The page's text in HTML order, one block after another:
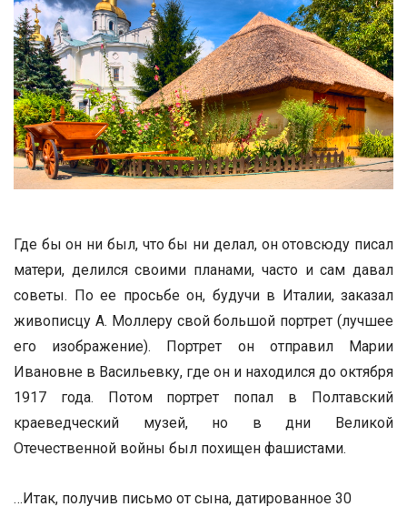
Где бы он ни был, что бы ни делал, он отовсюду писал
матери, делился своими планами, часто и сам давал
советы. По ее просьбе он, будучи в Италии, заказал
живописцу А. Моллеру свой большой портрет (лучшее
его изображение). Портрет он отправил Марии
Ивановне в Васильевку, где он и находился до октября
1917 года. Потом портрет попал в Полтавский
краеведческий музей, но в дни Великой
Отечественной войны был похищен фашистами.
…Итак, получив письмо от сына, датированное 30